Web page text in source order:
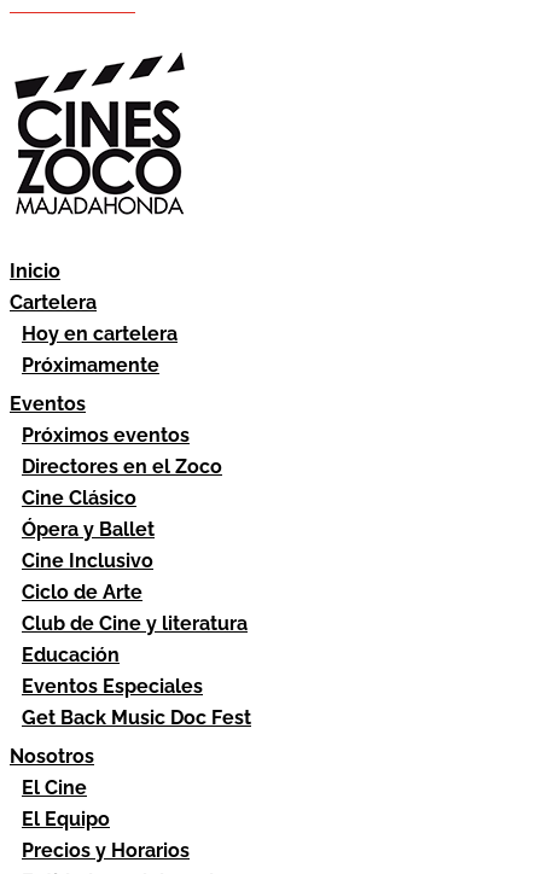
Inicio
Cartelera
Hoy en cartelera
Próximamente
Eventos
Próximos eventos
Directores en el Zoco
Cine Clásico
Ópera y Ballet
Cine Inclusivo
Ciclo de Arte
Club de Cine y literatura
Educación
Eventos Especiales
Get Back Music Doc Fest
Nosotros
El Cine
El Equipo
Precios y Horarios